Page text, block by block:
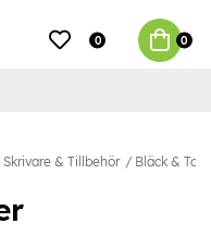
0 0
Skrivare & Tillbehör Bläck &